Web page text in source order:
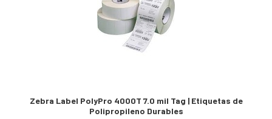
Zebra Label PolyPro 4000T 7.0 mil Tag | Etiquetas de
Polipropileno Durables